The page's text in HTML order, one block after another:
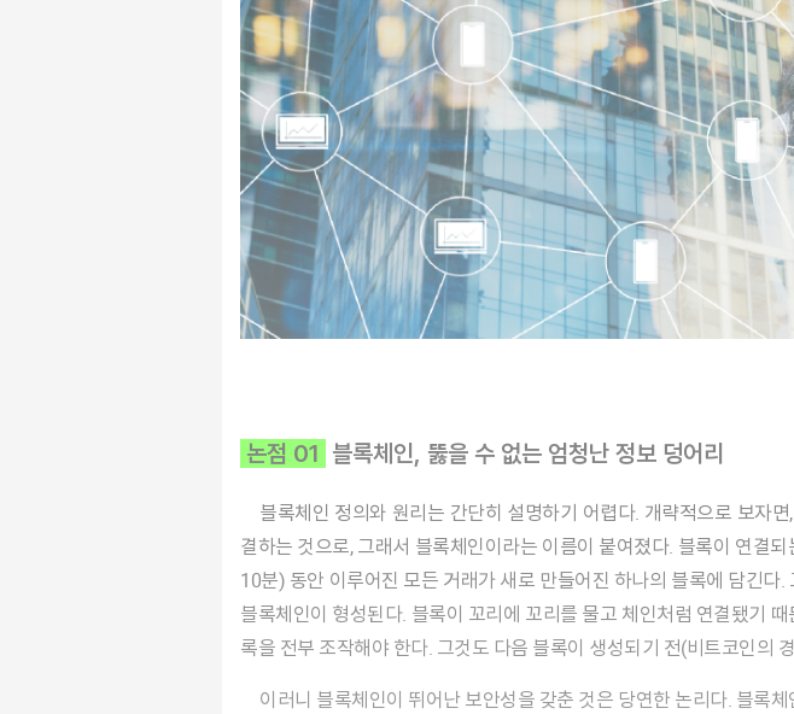
논점 01 블록체인, 뚫을 수 없는 엄청난 정보 덩어리
블록체인 정의와 원리는 간단히 설명하기 어렵다. 개략적으로 보자면, 블록체인은 말 그대로 정보를 블록에 담고, 이 여러 개의 블록을 체인처럼 연
결하는 것으로, 그래서 블록체인이라는 이름이 붙여졌다. 블록이 연결
10분) 동안 이루어진 모든 거래가 새로 만들어진 하나의 블록에 담긴
블록체인이 형성된다. 블록이 꼬리에 꼬리를 물고 체인처럼 연결됐기
록을 전부 조작해야 한다. 그것도 다음 블록이 생성되기 전(비트코인의
이러니 블록체인이 뛰어난 보안성을 갖춘 것은 당연한 논리다. 블록체인 네트워크상에 참여자가 1000명이면 블록에 담긴 정보를 1000명이 나눠 갖